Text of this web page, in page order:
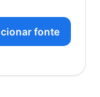
fonte